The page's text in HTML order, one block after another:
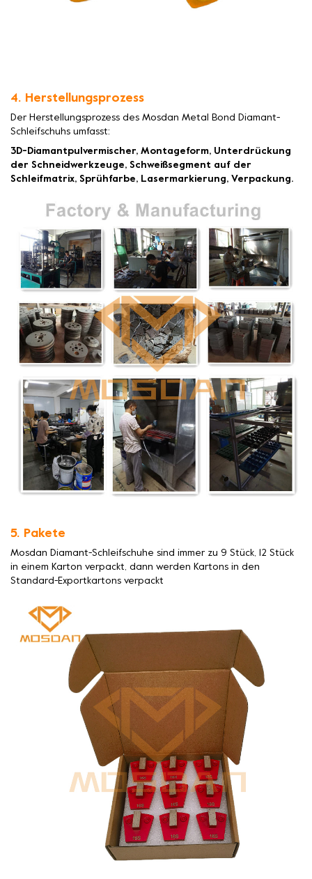
4. Herstellungsprozess
Der Herstellungsprozess des Mosdan Metal Bond Diamant-
Schleifschuhs umfasst:
3D-Diamantpulvermischer, Montageform, Unterdrückung
der Schneidwerkzeuge, Schweißsegment auf der
Schleifmatrix, Sprühfarbe, Lasermarkierung, Verpackung.
5. Pakete
Mosdan Diamant-Schleifschuhe sind immer zu 9 Stück, 12 Stück
in einem Karton verpackt, dann werden Kartons in den
Standard-Exportkartons verpackt